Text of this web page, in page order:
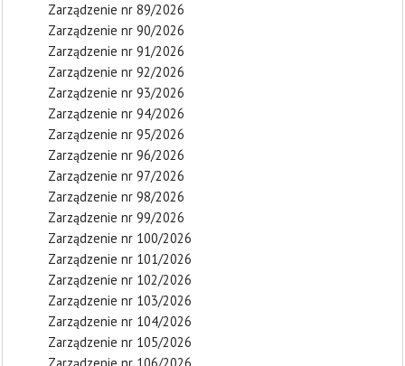
Zarządzenie nr 89/2026
Zarządzenie nr 90/2026
Zarządzenie nr 91/2026
Zarządzenie nr 92/2026
Zarządzenie nr 93/2026
Zarządzenie nr 94/2026
Zarządzenie nr 95/2026
Zarządzenie nr 96/2026
Zarządzenie nr 97/2026
Zarządzenie nr 98/2026
Zarządzenie nr 99/2026
Zarządzenie nr 100/2026
Zarządzenie nr 101/2026
Zarządzenie nr 102/2026
Zarządzenie nr 103/2026
Zarządzenie nr 104/2026
Zarządzenie nr 105/2026